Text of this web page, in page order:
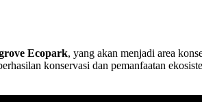
Ecopark, yang akan menjadi area
konservasi dan pemanfaatan